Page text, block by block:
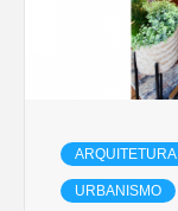
ARQUITETURA
URBANISMO